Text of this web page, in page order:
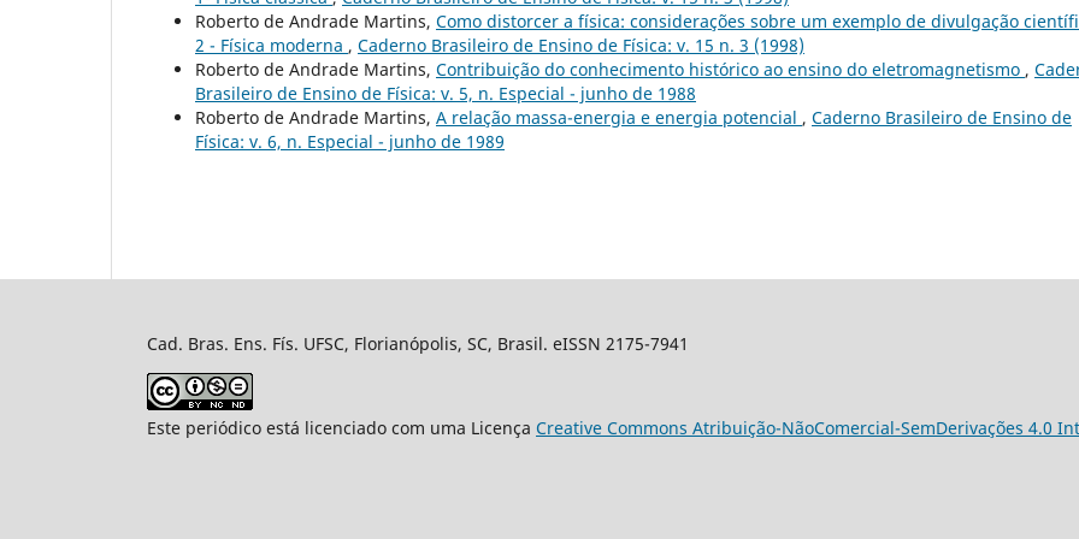
Roberto de Andrade Martins, Como distorcer a física: considerações sobre um exemplo de divulgação
2 - Física moderna , Caderno Brasileiro de Ensino de Física: v. 15 n. 3 (1998)
Roberto de Andrade Martins, Contribuição do conhecimento histórico ao ensino do eletromagnetismo ,
Brasileiro de Ensino de Física: v. 5, n. Especial - junho de 1988
Roberto de Andrade Martins, A relação massa-energia e energia potencial , Caderno Brasileiro de Ensino de
Física: v. 6, n. Especial - junho de 1989
Cad. Bras. Ens. Fís. UFSC, Florianópolis, SC, Brasil. eISSN 2175-7941
Este periódico está licenciado com uma Licença Creative Commons Atribuição-NãoComercial-SemDerivações 4.0